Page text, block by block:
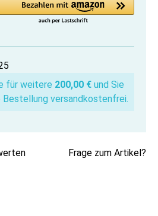
für weitere 200,00 € und Sie
Bestellung versandkostenfrei.
Frage zum Artikel?